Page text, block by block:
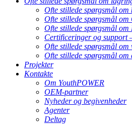
Ofte stillede spørgsmål
Ofte stillede spørgsmål
Ofte stillede spørgsmål
Certificeringer og support
Ofte stillede spørgsmål
Ofte stillede spørgsmål
Projekter
Kontakte
Om YouthPOWER
OEM-partner
Nyheder og begivenheder
Agenter
Deltag